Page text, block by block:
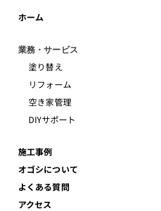
ホーム
業務・サービス
塗り替え
リフォーム
空き家管理
DIYサポート
施工事例
オゴシについて
よくある質問
アクセス